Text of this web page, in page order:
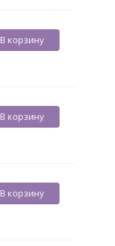
В корзину
В корзину
В корзину